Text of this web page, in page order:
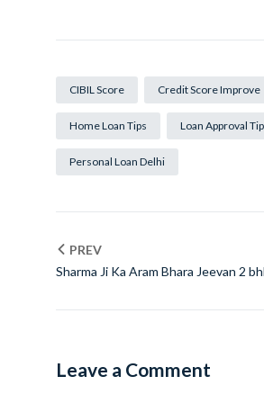
CIBIL Score Credit Score Improve
Home Loan Tips Loan Approval
Personal Loan Delhi
PREV
Sharma Ji Ka Aram Bhara Jeevan 2
Leave a Comment